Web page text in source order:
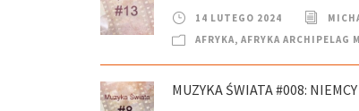
14 LUTEGO 2024
AFRYKA, AFRYKA ARCHIPELAG
MUZYKA ŚWIATA #008: